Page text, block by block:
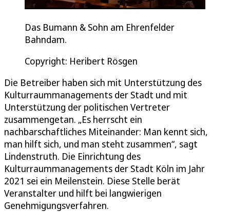
Das Bumann & Sohn am Ehrenfelder
Bahndam.
Copyright: Heribert Rösgen
Die Betreiber haben sich mit Unterstützung des
Kulturraummanagements der Stadt und mit
Unterstützung der politischen Vertreter
zusammengetan. „Es herrscht ein
nachbarschaftliches Miteinander: Man kennt sich,
man hilft sich, und man steht zusammen“, sagt
Lindenstruth. Die Einrichtung des
Kulturraummanagements der Stadt Köln im Jahr
2021 sei ein Meilenstein. Diese Stelle berät
Veranstalter und hilft bei langwierigen
Genehmigungsverfahren.